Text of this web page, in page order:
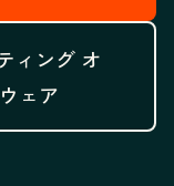
ィング オ
ェア